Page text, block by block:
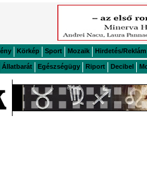
Körkép Sport Mozaik Hirdetés/Reklám
Állatbarát Egészségügy Riport Decibel